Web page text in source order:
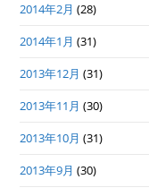
2014年2月 (28)
2014年1月 (31)
2013年12月 (31)
2013年11月 (30)
2013年10月 (31)
2013年9月 (30)